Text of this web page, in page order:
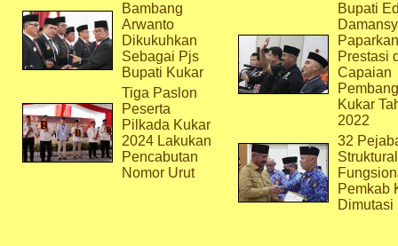
Bambang
Arwanto
Dikukuhkan
Sebagai Pjs
Bupati Kukar
Tiga Paslon
Peserta
Pilkada Kukar
2024 Lakukan
Pencabutan
Nomor Urut
Bupati
Paparkan
Prestasi
Capaian
Kukar
2022
32
Pemkab
Dimutasi